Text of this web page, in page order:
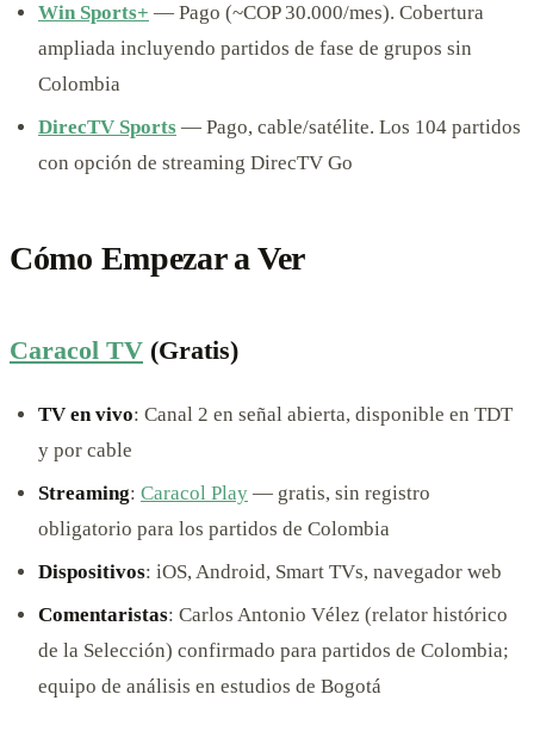
Win Sports+ — Pago (~COP 30.000/mes). Cobertura
ampliada incluyendo partidos de fase de grupos sin
Colombia
DirecTV Sports — Pago, cable/satélite. Los 104 partidos
con opción de streaming DirecTV Go
Cómo Empezar a Ver
Caracol TV (Gratis)
TV en vivo: Canal 2 en señal abierta, disponible en TDT
y por cable
Streaming: Caracol Play — gratis, sin registro
obligatorio para los partidos de Colombia
Dispositivos: iOS, Android, Smart TVs, navegador web
Comentaristas: Carlos Antonio Vélez (relator histórico
de la Selección) confirmado para partidos de Colombia;
equipo de análisis en estudios de Bogotá